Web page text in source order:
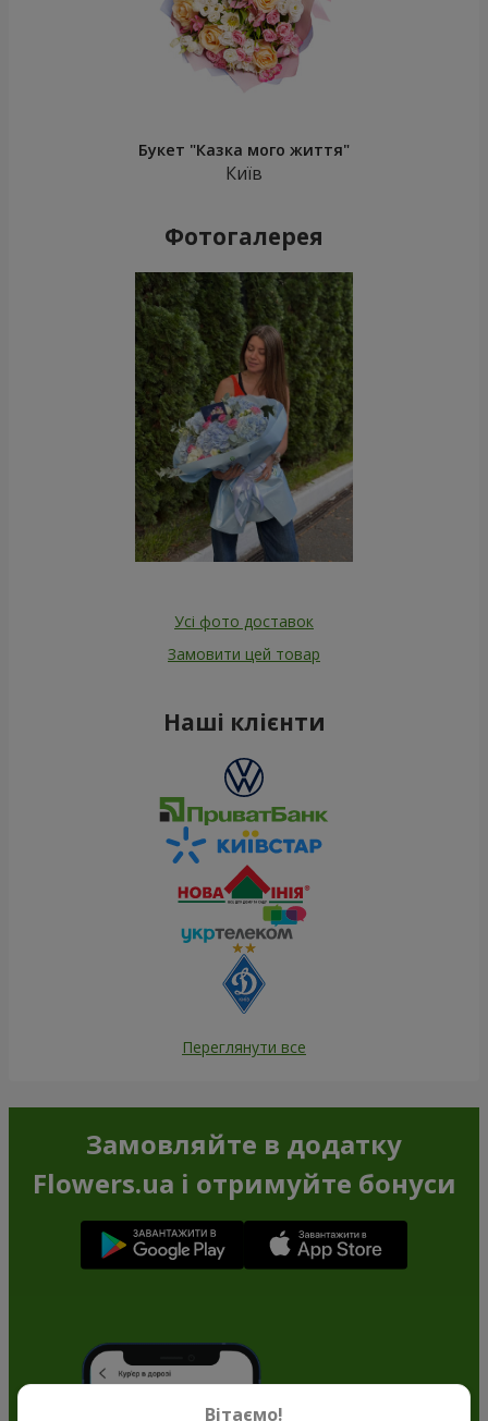
Букет "Казка мого життя"
Київ
Фотогалерея
Усі фото доставок
Замовити цей товар
Наші клієнти
Переглянути все
Замовляйте в додатку
Flowers.ua і отримуйте бонуси
Вітаємо!